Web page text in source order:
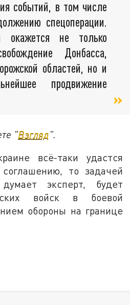
событий, в том числе
спецоперации.
окажется не только
Донбасса,
областей, но и
продвижение
"Взгляд".
всё-таки удастся
то задачей
эксперт, будет
войск в боевой
обороны на границе